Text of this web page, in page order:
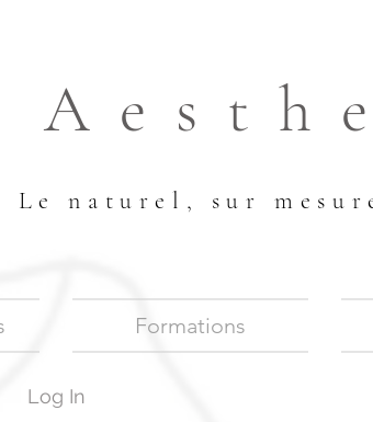
Le naturel, sur
Formations
Log In